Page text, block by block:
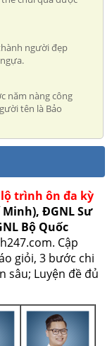
người đẹp
năm nàng công
tên là Bảo
lộ trình ôn đa kỳ
Minh), ĐGNL Sư
Bộ Quốc
Cập
giỏi, 3 bước chi
sâu; Luyện đề đủ